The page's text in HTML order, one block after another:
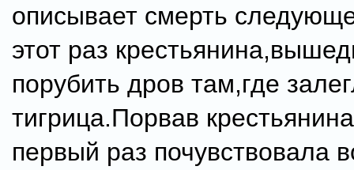
описывает смерть
этот раз
порубить дров там,где
тигрица.Порвав
первый раз почувствовала